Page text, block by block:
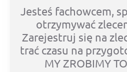
Jesteś fachowcem,
otrzymywać
Zarejestruj się na
trać czasu na
MY ZROBIMY